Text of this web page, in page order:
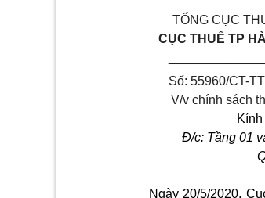
TỔNG CỤC
CỤC THUẾ TP
Số: 55960/CT-
V/v chính sách
Đ/c: Tầng 01
Ngày 20/5/2020,